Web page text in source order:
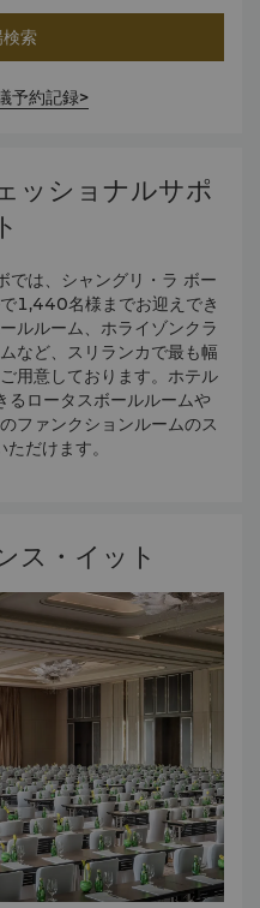
索
予約記録>
ッショナルサポ
では、シャングリ・ラ ボー
1,440名様までお迎えでき
ルルーム、ホライゾンクラ
など、スリランカで最も幅
用意しております。ホテル
ロータスボールルームや
ファンクションルームのス
だけます。
ス・イット